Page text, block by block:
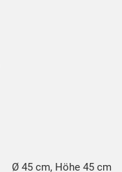
Ø 45 cm, Höhe 45 cm